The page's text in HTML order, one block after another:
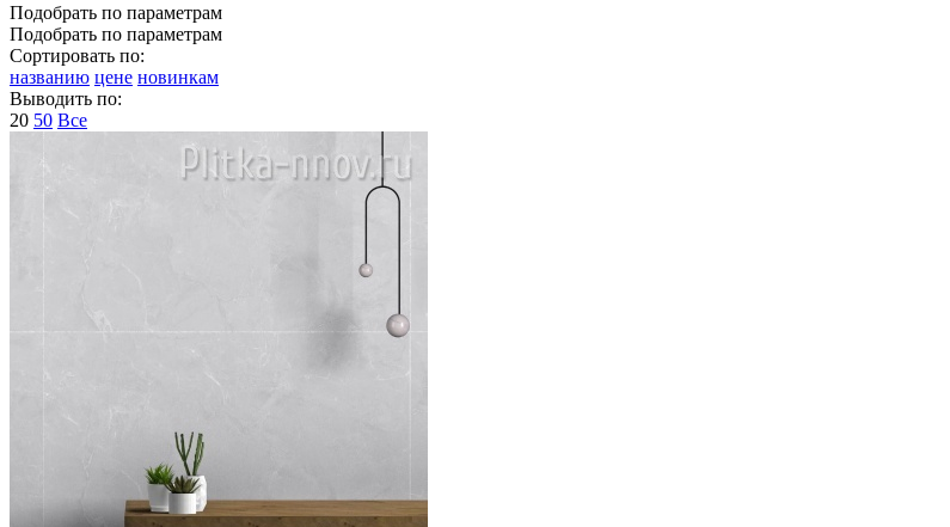
Подобрать по параметрам
Подобрать по параметрам
Сортировать по:
названию цене новинкам
Выводить по:
20 50 Все